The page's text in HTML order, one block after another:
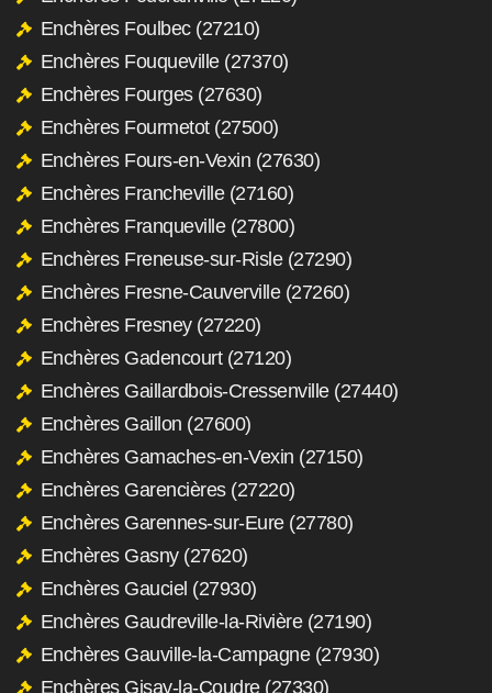
Enchères Foulbec (27210)
Enchères Fouqueville (27370)
Enchères Fourges (27630)
Enchères Fourmetot (27500)
Enchères Fours-en-Vexin (27630)
Enchères Francheville (27160)
Enchères Franqueville (27800)
Enchères Freneuse-sur-Risle (27290)
Enchères Fresne-Cauverville (27260)
Enchères Fresney (27220)
Enchères Gadencourt (27120)
Enchères Gaillardbois-Cressenville (27440)
Enchères Gaillon (27600)
Enchères Gamaches-en-Vexin (27150)
Enchères Garencières (27220)
Enchères Garennes-sur-Eure (27780)
Enchères Gasny (27620)
Enchères Gauciel (27930)
Enchères Gaudreville-la-Rivière (27190)
Enchères Gauville-la-Campagne (27930)
Enchères Gisay-la-Coudre (27330)